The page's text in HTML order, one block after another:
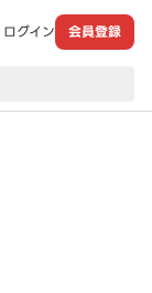
ログイン 会員登録